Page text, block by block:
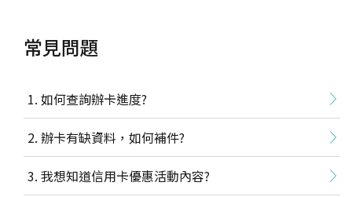
常見問題
如何查詢辦卡進度?
辦卡有缺資料，如何補件?
我想知道信用卡優惠活動內容?